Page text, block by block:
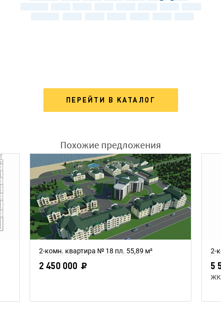
ПЕРЕЙТИ В КАТАЛОГ
Похожие предложения
2-комн. квартира № 18 пл. 55,89 м²
2 450 000
2-
5
ЖК